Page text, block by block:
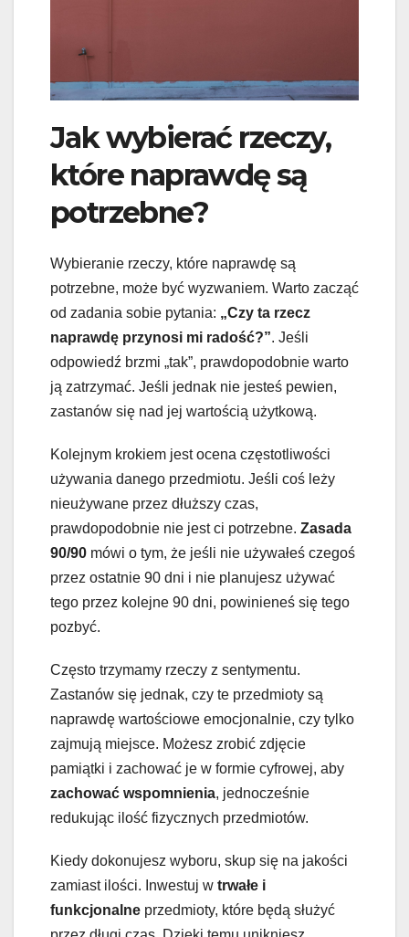
Jak wybierać rzeczy,
które naprawdę są
potrzebne?
Wybieranie rzeczy, które naprawdę są
potrzebne, może być wyzwaniem. Warto zacząć
od zadania sobie pytania: „Czy ta rzecz
naprawdę przynosi mi radość?”. Jeśli
odpowiedź brzmi „tak”, prawdopodobnie warto
ją zatrzymać. Jeśli jednak nie jesteś pewien,
zastanów się nad jej wartością użytkową.
Kolejnym krokiem jest ocena częstotliwości
używania danego przedmiotu. Jeśli coś leży
nieużywane przez dłuższy czas,
prawdopodobnie nie jest ci potrzebne. Zasada
90/90 mówi o tym, że jeśli nie używałeś czegoś
przez ostatnie 90 dni i nie planujesz używać
tego przez kolejne 90 dni, powinieneś się tego
pozbyć.
Często trzymamy rzeczy z sentymentu.
Zastanów się jednak, czy te przedmioty są
naprawdę wartościowe emocjonalnie, czy tylko
zajmują miejsce. Możesz zrobić zdjęcie
pamiątki i zachować je w formie cyfrowej, aby
zachować wspomnienia, jednocześnie
redukując ilość fizycznych przedmiotów.
Kiedy dokonujesz wyboru, skup się na jakości
zamiast ilości. Inwestuj w trwałe i
funkcjonalne przedmioty, które będą służyć